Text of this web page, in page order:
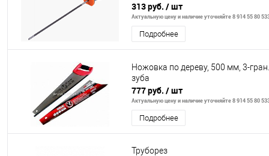
313 руб. / шт
Актуальную цену и наличие уточняйте 8 914 55 80
Подробнее
Ножовка по дереву, 500 мм, 3-
зуба
777 руб. / шт
Актуальную цену и наличие уточняйте 8 914 55 80
Подробнее
Труборез